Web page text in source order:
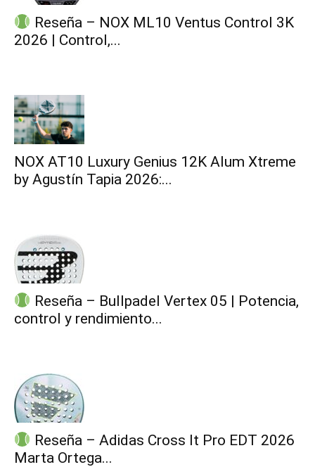
Reseña – NOX ML10 Ventus Control 3K
2026 | Control,...
NOX AT10 Luxury Genius 12K Alum Xtreme
by Agustín Tapia 2026:...
Reseña – Bullpadel Vertex 05 | Potencia,
control y rendimiento...
Reseña – Adidas Cross It Pro EDT 2026
Marta Ortega...